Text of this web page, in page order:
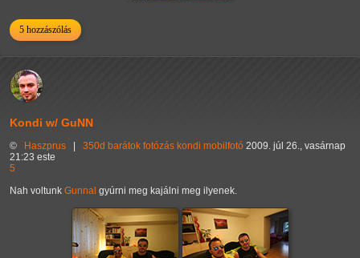
5 hozzászólás
Kondi w/ GuNN
© Haszprus 350d barátok fotózás kondi mobilfotó 2009. júl 26., vasárnap
21:23 este
5
Nah voltunk Gunnal gyúrni meg kajálni meg ilyenek.